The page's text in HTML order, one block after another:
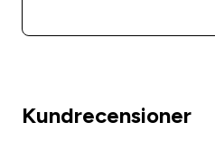
Kundrecensioner